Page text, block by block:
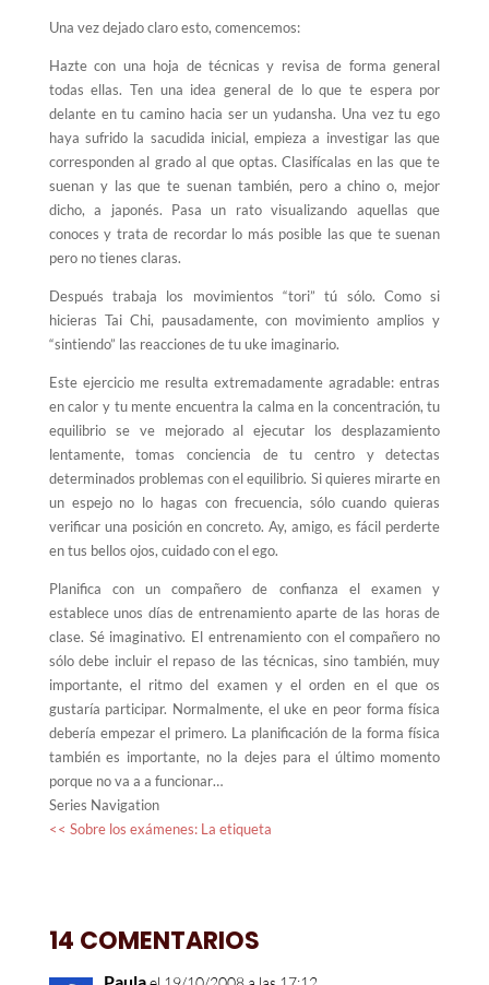
Una vez dejado claro esto, comencemos:
Hazte con una hoja de técnicas y revisa de forma general
todas ellas. Ten una idea general de lo que te espera por
delante en tu camino hacia ser un yudansha. Una vez tu ego
haya sufrido la sacudida inicial, empieza a investigar las que
corresponden al grado al que optas. Clasifícalas en las que te
suenan y las que te suenan también, pero a chino o, mejor
dicho, a japonés. Pasa un rato visualizando aquellas que
conoces y trata de recordar lo más posible las que te suenan
pero no tienes claras.
Después trabaja los movimientos “tori” tú sólo. Como si
hicieras Tai Chi, pausadamente, con movimiento amplios y
“sintiendo” las reacciones de tu uke imaginario.
Este ejercicio me resulta extremadamente agradable: entras
en calor y tu mente encuentra la calma en la concentración, tu
equilibrio se ve mejorado al ejecutar los desplazamiento
lentamente, tomas conciencia de tu centro y detectas
determinados problemas con el equilibrio. Si quieres mirarte en
un espejo no lo hagas con frecuencia, sólo cuando quieras
verificar una posición en concreto. Ay, amigo, es fácil perderte
en tus bellos ojos, cuidado con el ego.
Planifica con un compañero de confianza el examen y
establece unos días de entrenamiento aparte de las horas de
clase. Sé imaginativo. El entrenamiento con el compañero no
sólo debe incluir el repaso de las técnicas, sino también, muy
importante, el ritmo del examen y el orden en el que os
gustaría participar. Normalmente, el uke en peor forma física
debería empezar el primero. La planificación de la forma física
también es importante, no la dejes para el último momento
porque no va a a funcionar…
Series Navigation
<< Sobre los exámenes: La etiqueta
14 COMENTARIOS